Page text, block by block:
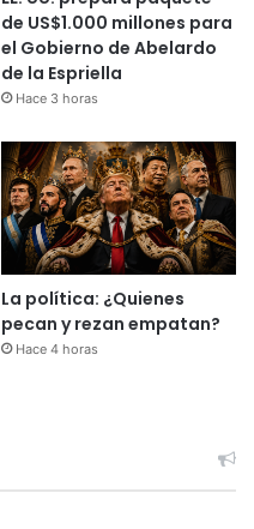
de US$1.000 millones para
el Gobierno de Abelardo
de la Espriella
Hace 3 horas
La política: ¿Quienes
pecan y rezan empatan?
Hace 4 horas